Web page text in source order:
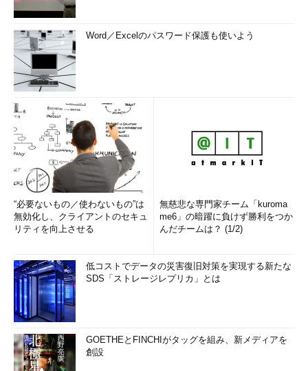
Word／Excelのパスワード保護も使いよう
“必要ないもの／使わないもの”は
無効化し、クライアントのセキュ
リティを向上させる
無慈悲な専門家チーム「kuroma
me6」の暗躍に負けず勝利をつか
んだチームは？ (1/2)
低コストでデータの災害復旧対策を実現する新たな
SDS「ストレージレプリカ」とは
GOETHEとFINCHIがタッグを組み、新メディアを
創設